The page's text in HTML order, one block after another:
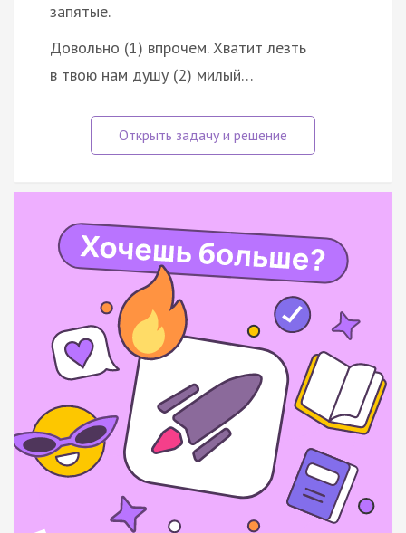
запятые.
Довольно (1) впрочем. Хватит лезть
в твою нам душу (2) милый…